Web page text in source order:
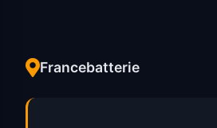
Francebatterie